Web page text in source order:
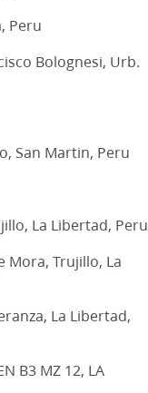
Peru
Bolognesi, Urb.
San Martin, Peru
La Libertad, Peru
Mora, Trujillo, La
La Libertad,
B3 MZ 12, LA